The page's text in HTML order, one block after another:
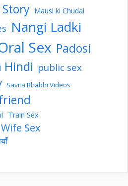
Mausi ki Chudai
Nangi Ladki
Sex Padosi
Hindi public sex
Savita Bhabhi Videos
Train Sex
Wife Sex